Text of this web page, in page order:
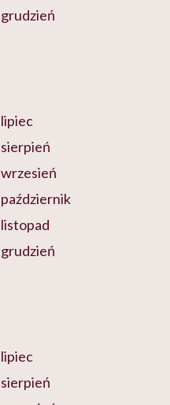
grudzień
lipiec
sierpień
wrzesień
październik
listopad
grudzień
lipiec
sierpień